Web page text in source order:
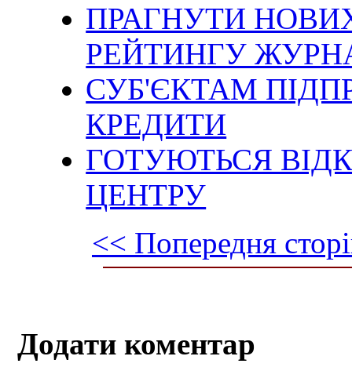
ПРАГНУТИ
РЕЙТИНГУ
СУБ'ЄКТАМ
КРЕДИТИ
ГОТУЮТЬСЯ
ЦЕНТРУ
<< Попередня
Додати коментар